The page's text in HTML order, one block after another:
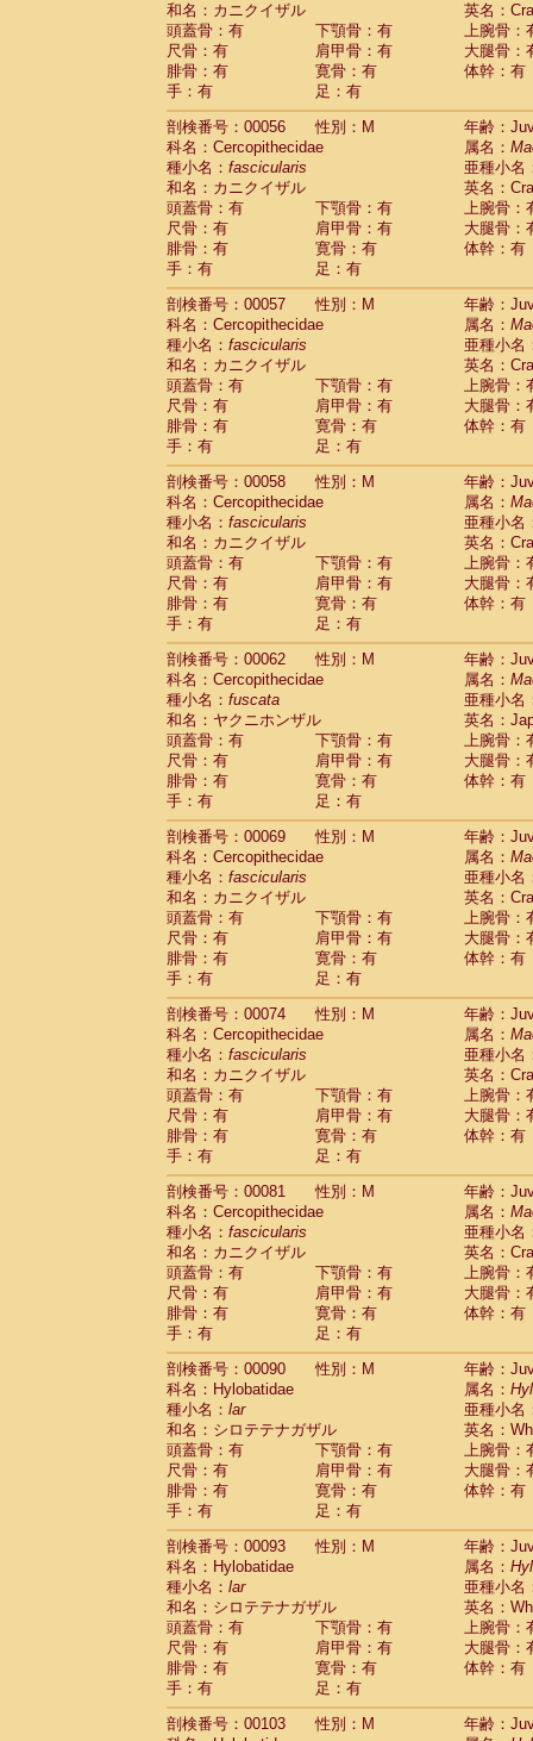
Cercopithecidae (0)
CercopithecidaeAllenopithecus
CercopithecidaeCercopithecus
CercopithecidaeCercopithecus
CercopithecidaeCercopithecus
CercopithecidaeCercopithecus diana
CercopithecidaeCercopithecus
Cercopithecidae
Cercopithecus
Cercopithecidae
Cercopithecus mitis
CercopithecidaeCercopithecus mitis
CercopithecidaeCercopithecus mitis
CercopithecidaeCercopithecus mona
CercopithecidaeCercopithecus
CercopithecidaeCercopithecus
CercopithecidaeCercopithecus
Cercopithecidae
Cercopithecusspp.(0)
Cercopithecidae
Chlorocebus
CercopithecidaeChlorocebus
CercopithecidaeErythrocebus patas
CercopithecidaeMiopithecus talapoin
CercopithecidaeCercopithecinae spp.
CercopithecidaeColobus angolensis
CercopithecidaeColobus guereza (0)
Cercopithecidae Colobus polykomos
Cercopithecidae Piliocolobus badius
Cercopithecidae Kasi senex vetulus(0)
CercopithecidaeKasi senex
CercopithecidaeNasalis larvatus(0)
CercopithecidaePresbytes
CercopithecidaePygathrix nemaeus
CercopithecidaeSemnopithecus
Cercopithecidae
Trachypithecus
Cercopithecidae
Trachypithecus
Cercopithecidae
Trachypithecus
CercopithecidaeTrachypithecus
CercopithecidaeColobinae spp.(0)
CercopithecidaePresbytesinaespp.(0)
CercopithecidaeCercopithecidae
HylobatidaeHoolock hoolock(0)
HylobatidaeHylobates agilis
HylobatidaeHylobates klossii (0)
Hylobatidae
HylobatidaeHylobates moloch(0)
Hylobatidae Hylobates muelleri(0)
HylobatidaeHylobates pileatus(2)
Hylobatidae Hylobates
HylobatidaeHylobateshybrid(0)
HylobatidaeNomascus concolor(0)
HylobatidaeSymphalangus
Hominidae
(0)
Hominidae
Hominidae Gorilla gorilla beringei(0)
Hominidae Gorilla gorilla gorilla(0)
Primates misc.(0)
Scandentia Dendrogale melanura
Scandentia Ptilocercus lowii
ScandentiaTupaia glis
Scandentia
Scandentia
和名：カニクイザル
英名：
頭蓋骨：有
下顎骨：有
上腕骨：
尺骨：有
肩甲骨：有
大腿骨：
腓骨：有
寛骨：有
体幹：有
手：有
足：有
剖検番号：00056
性別：M
年齢：
科名：Cercopithecidae
属名：
種小名： fascicularis
亜種小名
和名：カニクイザル
英名：
頭蓋骨：有
下顎骨：有
上腕骨：
尺骨：有
肩甲骨：有
大腿骨：
腓骨：有
寛骨：有
体幹：有
手：有
足：有
剖検番号：00057
性別：M
年齢：
科名：Cercopithecidae
属名：
種小名： fascicularis
亜種小名
和名：カニクイザル
英名：
頭蓋骨：有
下顎骨：有
上腕骨：
尺骨：有
肩甲骨：有
大腿骨：
腓骨：有
寛骨：有
体幹：有
手：有
足：有
剖検番号：00058
性別：M
年齢：
科名：Cercopithecidae
属名：
種小名： fascicularis
亜種小名
和名：カニクイザル
英名：
頭蓋骨：有
下顎骨：有
上腕骨：
尺骨：有
肩甲骨：有
大腿骨：
腓骨：有
寛骨：有
体幹：有
手：有
足：有
剖検番号：00062
性別：M
年齢：
科名：Cercopithecidae
属名：
種小名： fuscata
亜種小名
和名：ヤクニホンザル
英名：
頭蓋骨：有
下顎骨：有
上腕骨：
尺骨：有
肩甲骨：有
大腿骨：
腓骨：有
寛骨：有
体幹：有
手：有
足：有
剖検番号：00069
性別：M
年齢：
科名：Cercopithecidae
属名：
種小名： fascicularis
亜種小名
和名：カニクイザル
英名：
頭蓋骨：有
下顎骨：有
上腕骨：
尺骨：有
肩甲骨：有
大腿骨：
腓骨：有
寛骨：有
体幹：有
手：有
足：有
剖検番号：00074
性別：M
年齢：
科名：Cercopithecidae
属名：
種小名： fascicularis
亜種小名
和名：カニクイザル
英名：
頭蓋骨：有
下顎骨：有
上腕骨：
尺骨：有
肩甲骨：有
大腿骨：
腓骨：有
寛骨：有
体幹：有
手：有
足：有
剖検番号：00081
性別：M
年齢：
科名：Cercopithecidae
属名：
種小名： fascicularis
亜種小名
和名：カニクイザル
英名：
頭蓋骨：有
下顎骨：有
上腕骨：
尺骨：有
肩甲骨：有
大腿骨：
腓骨：有
寛骨：有
体幹：有
手：有
足：有
剖検番号：00090
性別：M
年齢：
科名：Hylobatidae
属名：
種小名： lar
亜種小名
和名：シロテテナガザル
英名：
頭蓋骨：有
下顎骨：有
上腕骨：
尺骨：有
肩甲骨：有
大腿骨：
腓骨：有
寛骨：有
体幹：有
手：有
足：有
剖検番号：00093
性別：M
年齢：
科名：Hylobatidae
属名：
種小名： lar
亜種小名
和名：シロテテナガザル
英名：
頭蓋骨：有
下顎骨：有
上腕骨：
尺骨：有
肩甲骨：有
大腿骨：
腓骨：有
寛骨：有
体幹：有
手：有
足：有
剖検番号：00103
性別：M
年齢：